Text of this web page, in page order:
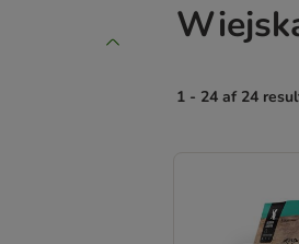
1 - 24 af 24